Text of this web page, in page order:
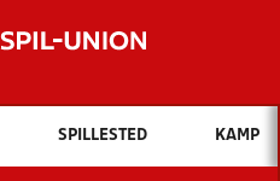
Hvad vil du søge efter?
INDHOLD OG NYHEDER
SPILLESTED KAMP